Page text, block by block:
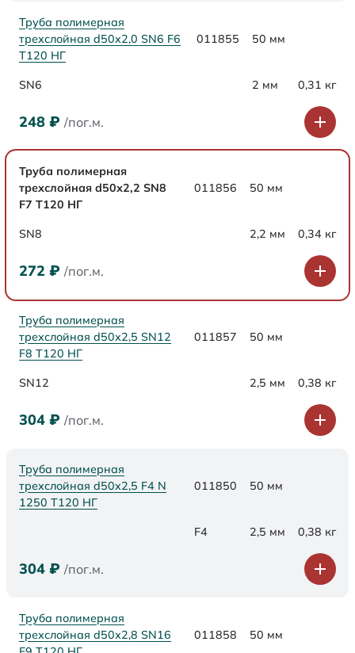
Труба полимерная
трехслойная d50х2,0 SN6 F6
Т120 НГ
011855 50 мм
SN6 2 мм 0,31 кг
248 ₽ /пог.м.
Труба полимерная
трехслойная d50х2,2 SN8
F7 Т120 НГ
011856 50 мм
SN8 2,2 мм 0,34 кг
272 ₽ /пог.м.
Труба полимерная
трехслойная d50х2,5 SN12
F8 Т120 НГ
011857 50 мм
SN12 2,5 мм 0,38 кг
304 ₽ /пог.м.
Труба полимерная
трехслойная d50x2,5 F4 N
1250 Т120 НГ
011850 50 мм
F4 2,5 мм 0,38 кг
304 ₽ /пог.м.
Труба полимерная
трехслойная d50х2,8 SN16
011858 50 мм